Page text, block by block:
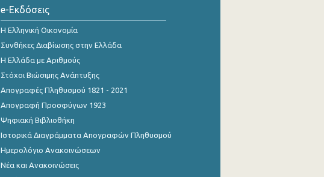
e-Εκδόσεις
Η Ελληνική Οικονομία
Συνθήκες Διαβίωσης στην Ελλάδα
Η Ελλάδα με Αριθμούς
Στόχοι Βιώσιμης Ανάπτυξης
Απογραφές Πληθυσμού 1821 - 2021
Απογραφή Προσφύγων 1923
Ψηφιακή Βιβλιοθήκη
Ιστορικά Διαγράμματα Απογραφών Πληθυσμού
Ημερολόγιο Ανακοινώσεων
Νέα και Ανακοινώσεις